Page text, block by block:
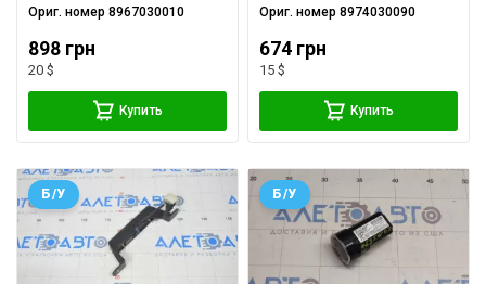
Ориг. номер8967030010
898 грн
20 $
Купить
Ориг. номер8974030090
674 грн
15 $
Купить
Б/У Б/У